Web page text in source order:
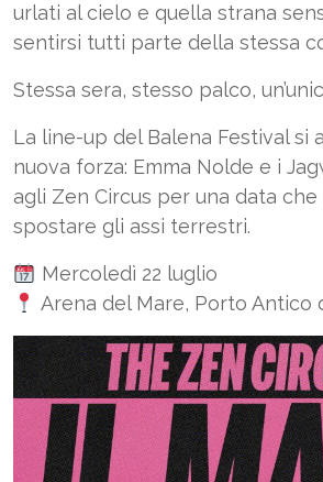
urlati al cielo e quella strana
sentirsi tutti parte della stessa
Stessa sera, stesso palco,
La line-up del Balena Festival si
nuova forza: Emma Nolde e i
agli Zen Circus per una data
spostare gli assi terrestri.
Mercoledì 22 luglio
Arena del Mare, Porto Antico